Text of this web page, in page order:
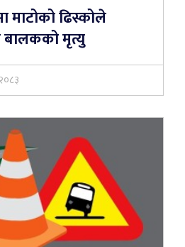
माटोको ढिस्कोले
बालकको मृत्यु